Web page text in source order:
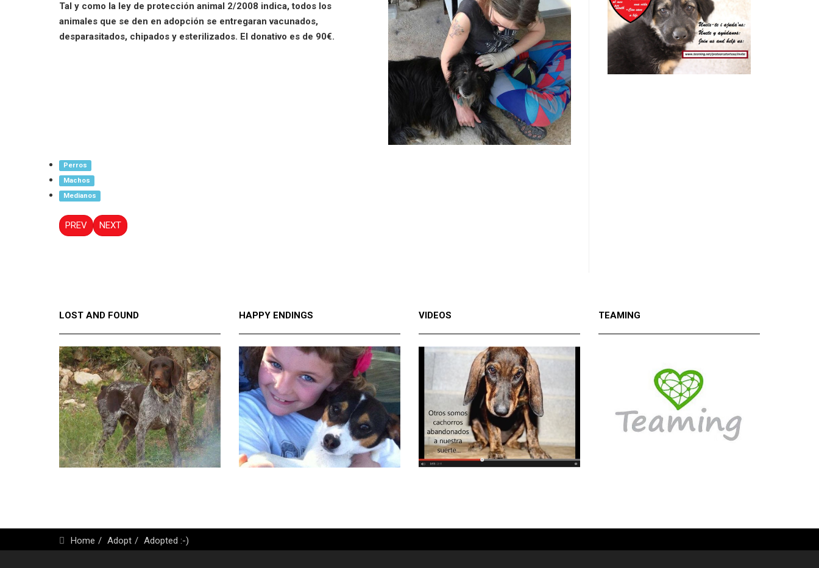
Tal y como la ley de protección animal 2/2008 indica, todos los
animales que se den en adopción se entregaran vacunados,
desparasitados, chipados y esterilizados. El donativo es de 90€.
Perros
Machos
Medianos
PREV NEXT
LOST AND FOUND HAPPY ENDINGS VIDEOS TEAMING
Home Adopt Adopted :-)